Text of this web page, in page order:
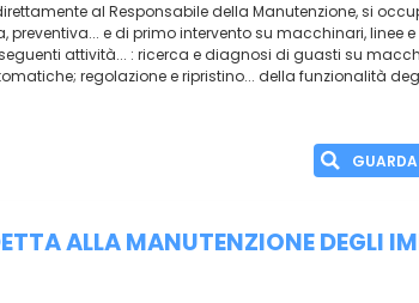
al Responsabile della Manutenzione, si
preventiva... e di primo intervento su macchinari, linee
attività... : ricerca e diagnosi di guasti su
regolazione e ripristino... della funzionalità
ALLA MANUTENZIONE DEGLI